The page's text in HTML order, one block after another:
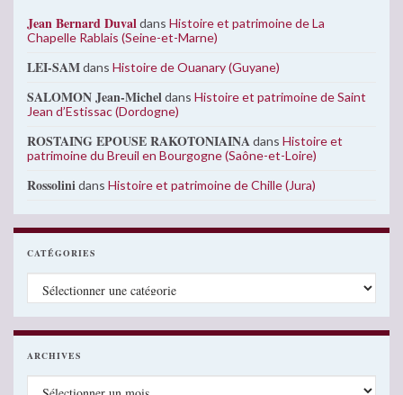
Jean Bernard Duvaldans Histoire et patrimoine de La
Chapelle Rablais (Seine-et-Marne)
LEI-SAMdans Histoire de Ouanary (Guyane)
SALOMON Jean-Micheldans Histoire et patrimoine de Saint
Jean d’Estissac (Dordogne)
ROSTAING EPOUSE RAKOTONIAINAdans Histoire et
patrimoine du Breuil en Bourgogne (Saône-et-Loire)
Rossolinidans Histoire et patrimoine de Chille (Jura)
CATÉGORIES
Catégories
ARCHIVES
Archives